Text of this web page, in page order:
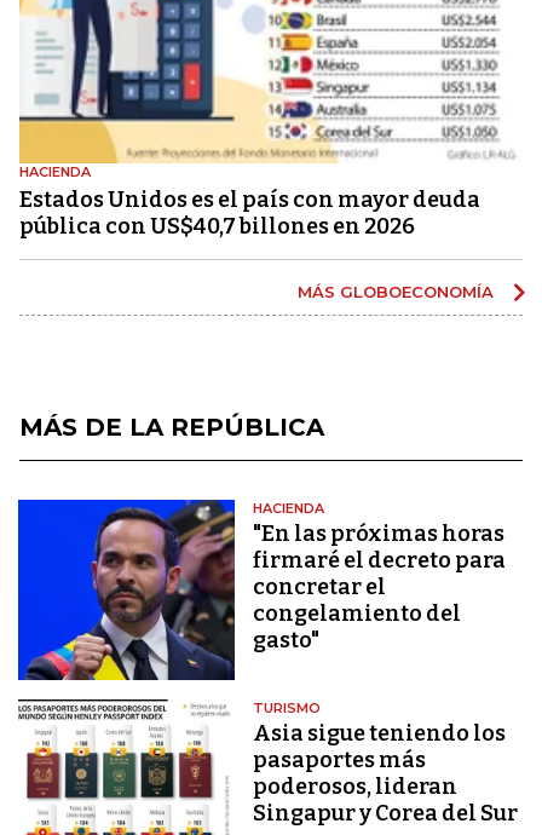
HACIENDA
Estados Unidos es el país con mayor deuda
pública con US$40,7 billones en 2026
MÁS GLOBOECONOMÍA
MÁS DE LA REPÚBLICA
HACIENDA
"En las próximas horas
firmaré el decreto para
concretar el
congelamiento del
gasto"
TURISMO
Asia sigue teniendo los
pasaportes más
poderosos, lideran
Singapur y Corea del Sur